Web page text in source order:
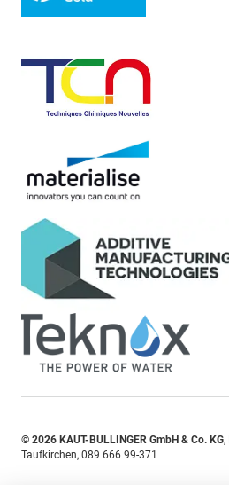
© 2026 KAUT-BULLINGER GmbH & Co. KG,
Taufkirchen, 089 666 99-371